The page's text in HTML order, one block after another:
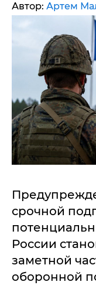
Автор: Артем
срочной
России
заметной
оборонной